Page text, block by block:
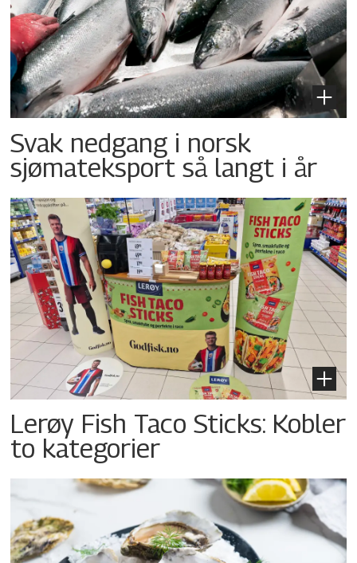
Svak nedgang i norsk
sjømateksport så langt i år
Lerøy Fish Taco Sticks: Kobler
to kategorier